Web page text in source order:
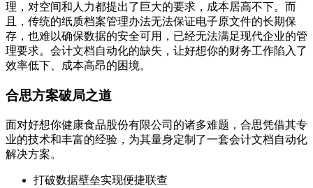
理，对空间和人力都提出了巨大的要求，成本居高不下。而
且，传统的纸质档案管理办法无法保证电子原文件的长期保
存，也难以确保数据的安全可用，已经无法满足现代企业的管
理要求。会计文档自动化的缺失，让好想你的财务工作陷入了
效率低下、成本高昂的困境。
合思方案破局之道
面对好想你健康食品股份有限公司的诸多难题，合思凭借其专
业的技术和丰富的经验，为其量身定制了一套会计文档自动化
解决方案。
打破数据壁垒实现便捷联查